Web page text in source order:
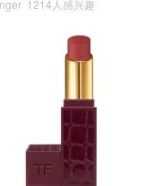
1214人感兴趣